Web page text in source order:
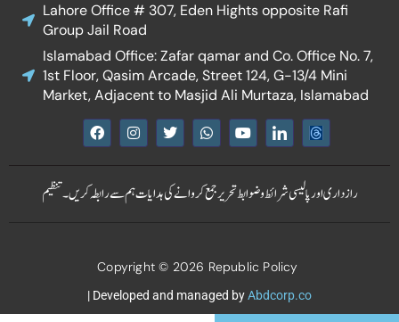
Lahore Office # 307, Eden Hights opposite Rafi
Group Jail Road
Islamabad Office: Zafar qamar and Co. Office No. 7,
1st Floor, Qasim Arcade, Street 124, G-13/4 Mini
Market, Adjacent to Masjid Ali Murtaza, Islamabad
F
a
e
o
I
n
t
g
T
w
t
t
e
W
h
t
s
a
Y
o
t
b
I
c
n
-
l
d
n
تنظیمہم سے رابطہ کریں۔تحریر جمع کروانے کی ہدایاتشرائط و ضوابطرازداری اور پالیسی
Copyright © 2026 Republic Policy
| Developed and managed byAbdcorp.co